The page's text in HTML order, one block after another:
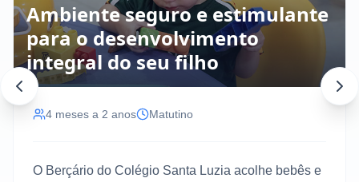
Ambiente seguro e estimulante
para o desenvolvimento
integral do seu filho
4 meses a 2 anos Matutino
O Berçário do Colégio Santa Luzia acolhe bebês e